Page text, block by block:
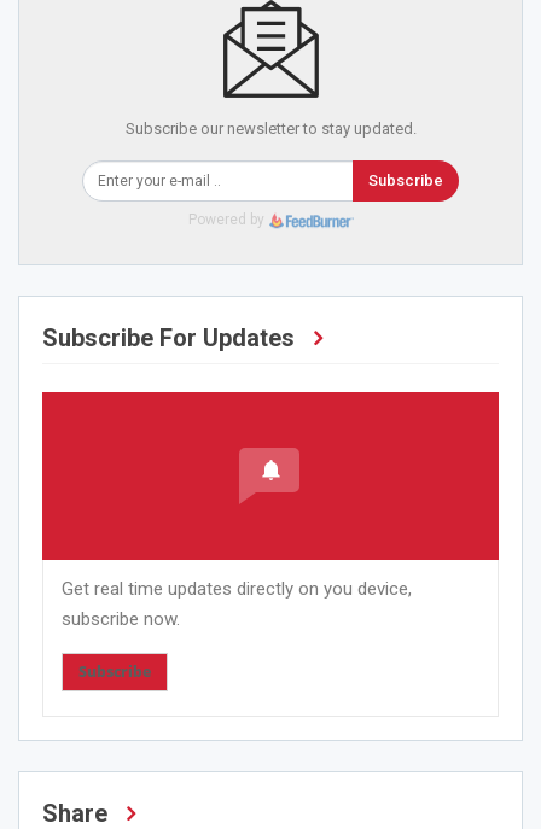
Subscribe our newsletter to stay updated.
Subscribe
Powered by
Subscribe For Updates
Get real time updates directly on you device,
subscribe now.
Subscribe
Share